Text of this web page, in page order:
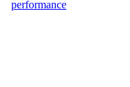
performance